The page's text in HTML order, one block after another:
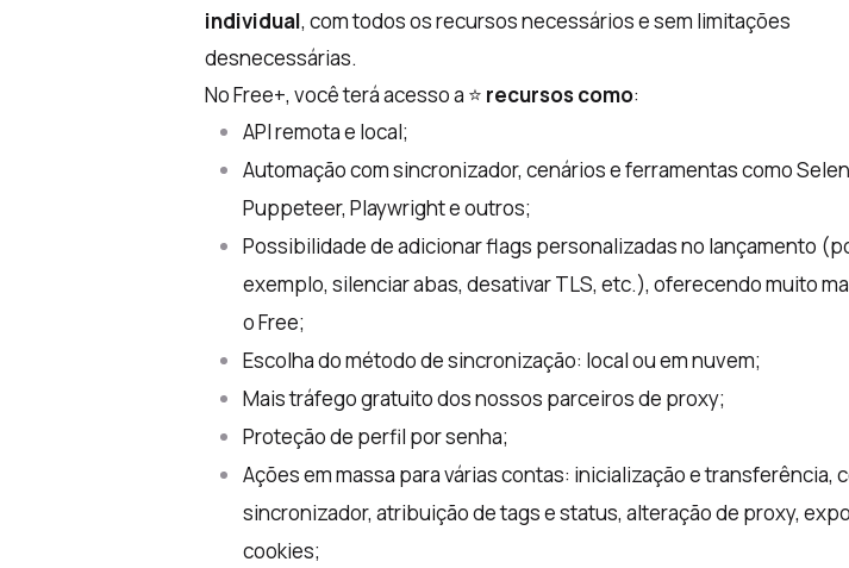
individual, com todos os recursos necessários e sem limitações
desnecessárias.
No Free+, você terá acesso a ⭐ recursos como:
API remota e local;
Automação com sincronizador, cenários e ferramentas como
Puppeteer, Playwright e outros;
Possibilidade de adicionar flags personalizadas no lançamento
exemplo, silenciar abas, desativar TLS, etc.), oferecendo muito
o Free;
Escolha do método de sincronização: local ou em nuvem;
Mais tráfego gratuito dos nossos parceiros de proxy;
Proteção de perfil por senha;
Ações em massa para várias contas: inicialização e transferência,
sincronizador, atribuição de tags e status, alteração de proxy,
cookies;